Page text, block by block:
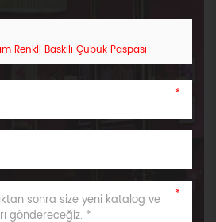
Renkli Baskılı Çubuk Paspası